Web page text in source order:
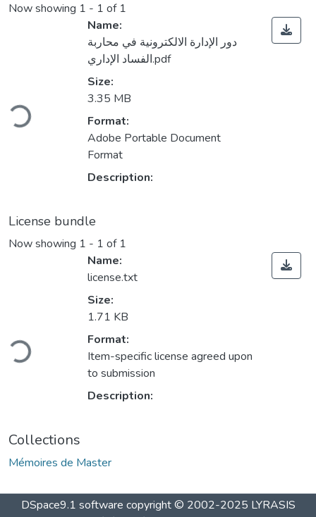
Now showing 1 - 1 of 1
Name:
دور الإدارة الالكترونية في محاربة
الفساد الإداري.pdf
Size:
3.35 MB
Format:
Adobe Portable Document
Format
Description:
License bundle
Now showing 1 - 1 of 1
Name:
license.txt
Size:
1.71 KB
Format:
Item-specific license agreed upon
to submission
Description:
Collections
Mémoires de Master
DSpace9.1 software copyright © 2002-2025 LYRASIS